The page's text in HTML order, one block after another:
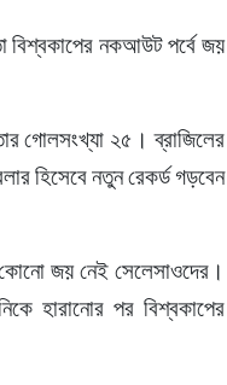
বিশ্বকাপের নকআউট পর্বে জয়
গোলসংখ্যা ২৫। ব্রাজিলের
হিসেবে নতুন রেকর্ড গড়বেন
জয় নেই সেলেসাওদের।
হারানোর পর বিশ্বকাপের